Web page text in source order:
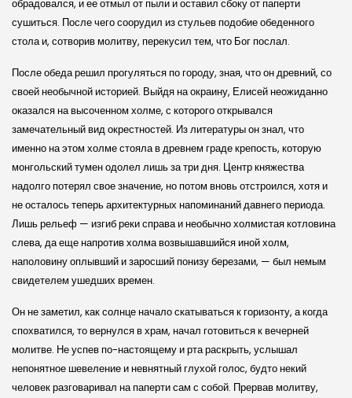
обрадовался, и ее отмыл от пыли и оставил сбоку от паперти
сушиться. После чего соорудил из стульев подобие обеденного
стола и, сотворив молитву, перекусил тем, что Бог послал.
После обеда решил прогуляться по городу, зная, что он древний, со
своей не­обычной историей. Выйдя на окраину, Елисей неожиданно
оказался на высоченном холме, с которого открывался
замечательный вид окрестностей. Из литературы он знал, что
именно на этом холме стояла в древнем граде крепость, которую
монгольский тумен одолел лишь за три дня. Центр княжества
надолго потерял свое значение, но потом вновь отстроился, хотя и
не осталось теперь архитектурных напоминаний давнего периода.
Лишь рельеф — изгиб реки справа и необычно холмистая котловина
слева, да еще напротив холма возвышавшийся иной холм,
наполовину оплывший и заросший понизу березами, — был немым
свидетелем ушедших времен.
Он не заметил, как солнце начало скатываться к горизонту, а когда
спохватился, то вернулся в храм, начал готовиться к вечерней
молитве. Не успев по-настоящему и рта раскрыть, услышал
непонятное шевеление и невнятный глухой голос, будто некий
человек разговаривал на паперти сам с собой. Прервав молитву,